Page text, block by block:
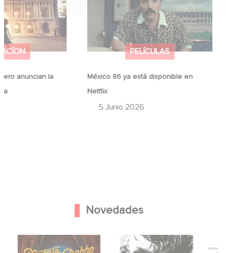
anuncian la
PELÍCULAS
México 86 ya está disponible en
Netflix
5 Junio 2026
Novedades